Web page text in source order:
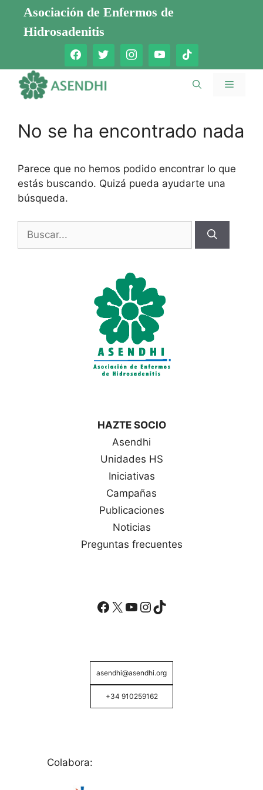
Saltar
contenido
Asociación de Enfermos de
Hidrosadenitis
Menú
No se ha encontrado nada
Parece que no hemos podido encontrar lo que
estás buscando. Quizá pueda ayudarte una
búsqueda.
HAZTE SOCIO
Asendhi
Unidades HS
Iniciativas
Campañas
Publicaciones
Noticias
Preguntas frecuentes
Facebook
X YouTube
Instagram
TikTok
asendhi@asendhi.org
+34 910259162
Colabora: